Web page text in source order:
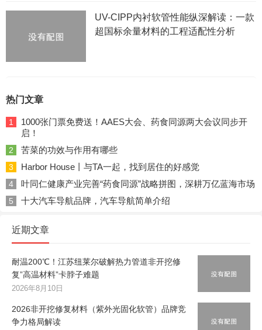
UV-CIPP内衬软管性能纵深解读：一款
超国标余量材料的工程适配性分析
热门文章
1
1000张门票免费送！AAES大会、药食同源两大会议同步开
启！
2 苦菜的功效与作用有哪些
3 Harbor House丨与TA一起，找到居住的好感觉
4 叶同仁健康产业完善“药食同源”战略拼图，深耕万亿蓝海市场
5 十大汽车导航品牌，汽车导航简单介绍
近期文章
耐温200℃！江苏纽莱尔破解热力管道非开挖修
复”高温材料”卡脖子难题
2026年8月10日
2026非开挖修复材料（紫外光固化软管）品牌竞
争力格局解读